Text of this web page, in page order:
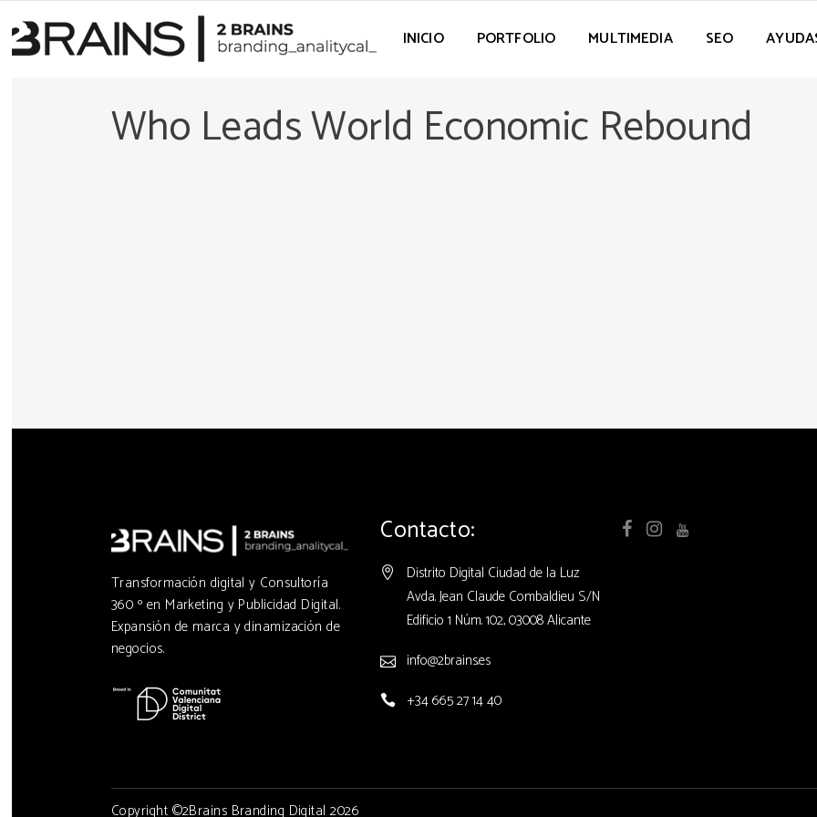
INICIO PORTFOLIO MULTIMEDIA SEO
Who Leads World Economic Rebound
Transformación digital y Consultoría
360 º en Marketing y Publicidad Digital.
Expansión de marca y dinamización de
negocios.
Contacto:
Distrito Digital Ciudad de la Luz
Avda. Jean Claude Combaldieu S/N
Edificio 1 Núm. 102, 03008 Alicante
info@2brains.es
+34 665 27 14 40
Copyright ©2Brains Branding Digital 2026